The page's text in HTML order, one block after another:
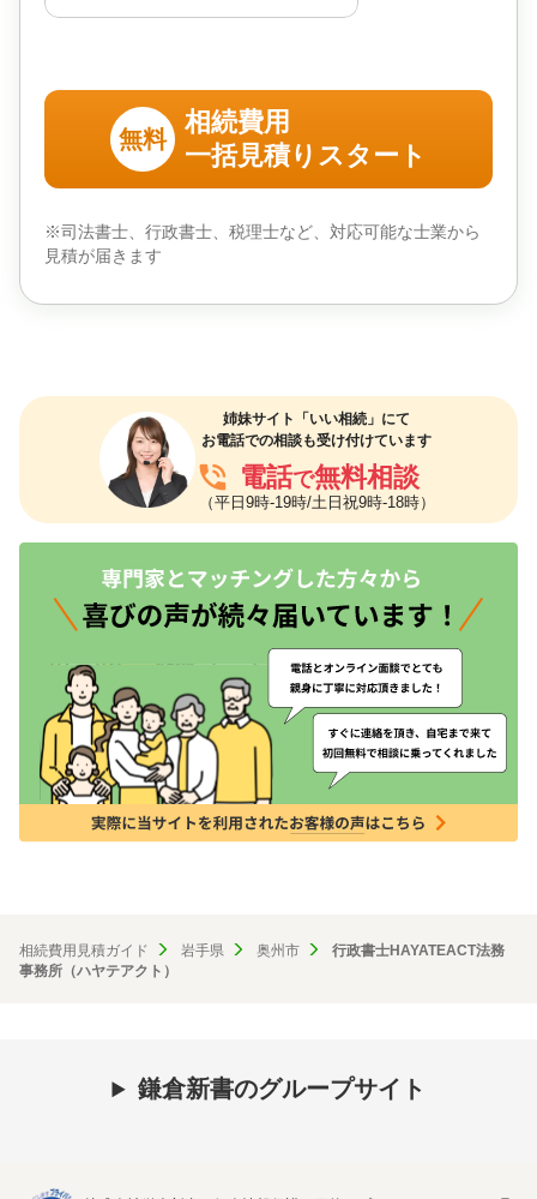
無料
相続費用
一括見積りスタート
※司法書士、行政書士、税理士など、対応可能な士業から
見積が届きます
姉妹サイト「いい相続」にて
お電話での相談も受け付けています
phone_in_talk 電話で無料相談
（平日9時-19時/土日祝9時-18時）
相続費用見積ガイド 岩手県 奥州市
行政書士HAYATEACT法務
事務所（ハヤテアクト）
鎌倉新書のグループサイト